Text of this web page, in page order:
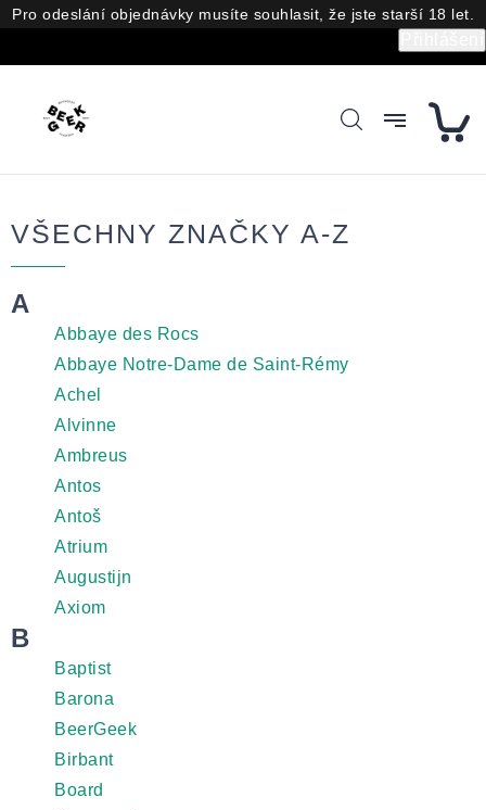
Přejít
na
Pro odeslání objednávky musíte souhlasit, že jste starší 18 let.
VŠECHNY ZNAČKY A-Z
A
Abbaye des Rocs
Abbaye Notre-Dame de Saint-Rémy
Achel
Alvinne
Ambreus
Antos
Antoš
Atrium
Augustijn
Axiom
B
Baptist
Barona
BeerGeek
Birbant
Board